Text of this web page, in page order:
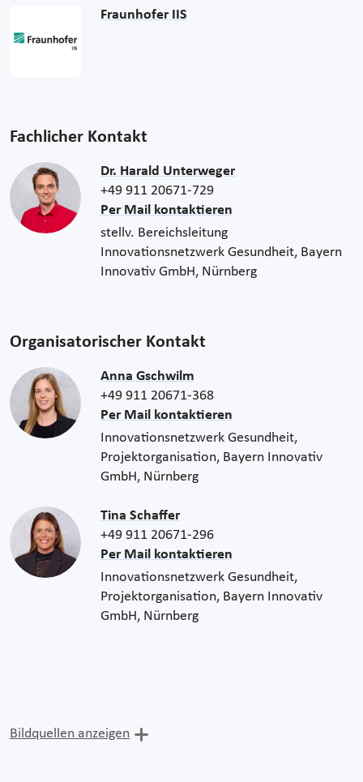
Fraunhofer IIS
Fachlicher Kontakt
Dr. Harald Unterweger
+49 911 20671-729
Per Mail kontaktieren
stellv. Bereichsleitung
Innovationsnetzwerk Gesundheit, Bayern
Innovativ GmbH, Nürnberg
Organisatorischer Kontakt
Anna Gschwilm
+49 911 20671-368
Per Mail kontaktieren
Innovationsnetzwerk Gesundheit,
Projektorganisation, Bayern Innovativ
GmbH, Nürnberg
Tina Schaffer
+49 911 20671-296
Per Mail kontaktieren
Innovationsnetzwerk Gesundheit,
Projektorganisation, Bayern Innovativ
GmbH, Nürnberg
Bildquellen anzeigen